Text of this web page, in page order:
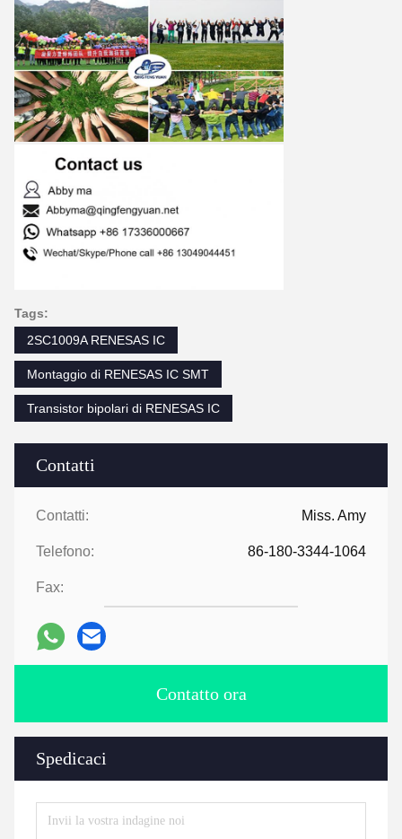
Contatti
Contatti: Miss. Amy
Telefono: 86-180-3344-1064
Fax:
Contatto ora
Spedicaci
Tags:
2SC1009A RENESAS IC
Montaggio di RENESAS IC SMT
Transistor bipolari di RENESAS IC